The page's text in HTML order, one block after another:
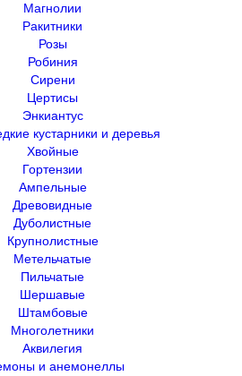
Магнолии
Ракитники
Розы
Робиния
Сирени
Цертисы
Энкиантус
кустарники и деревья
Хвойные
Гортензии
Ампельные
Древовидные
Дуболистные
Крупнолистные
Метельчатые
Пильчатые
Шершавые
Штамбовые
Многолетники
Аквилегия
и анемонеллы